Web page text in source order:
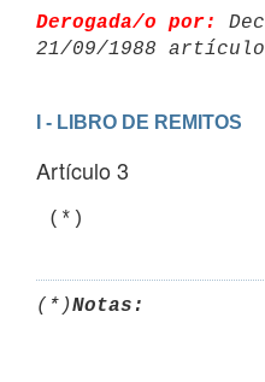
Derogada/o por:
21/09/1988 artículo
I - LIBRO DE REMITOS
Artículo 3
(*)Notas: